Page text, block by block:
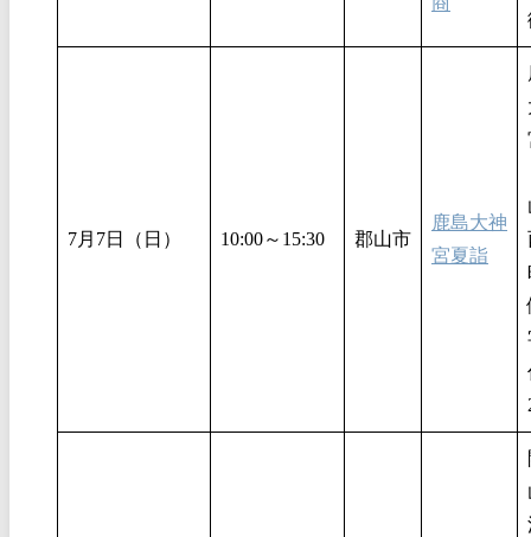
7月7日（日） 10:00～15:30 郡山市
鹿島大神
宮夏詣